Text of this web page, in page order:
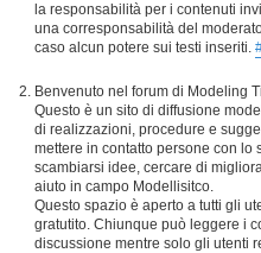
la responsabilità per i contenuti
una corresponsabilità del
caso alcun potere sui testi inseriti.
Benvenuto nel forum di Modeling
Questo è un sito di diffusione
di realizzazioni, procedure e
mettere in contatto persone con lo
scambiarsi idee, cercare di
aiuto in campo Modellisitco.
Questo spazio è aperto a tutti gli
gratutito. Chiunque può leggere i
discussione mentre solo gli utenti